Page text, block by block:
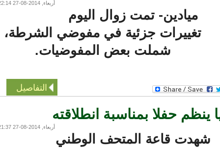
أربعاء, 2014-08-27 22:14
ميادين- تمت زوال اليوم
تغييرات جزئية في مفوضي الشرطة،
شملت بعض المفوضيات.
التفاصيل
حفلا بمناسبة انطلاقته
أربعاء, 2014-08-27 21:37
قاعة المتحف الوطني